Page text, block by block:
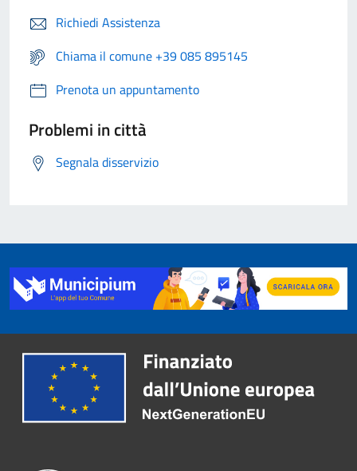
Richiedi Assistenza
Chiama il comune +39 085 895145
Prenota un appuntamento
Problemi in città
Segnala disservizio